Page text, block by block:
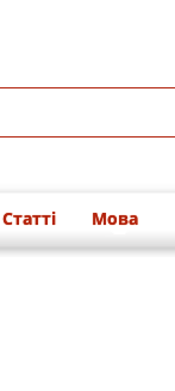
Статті Мова